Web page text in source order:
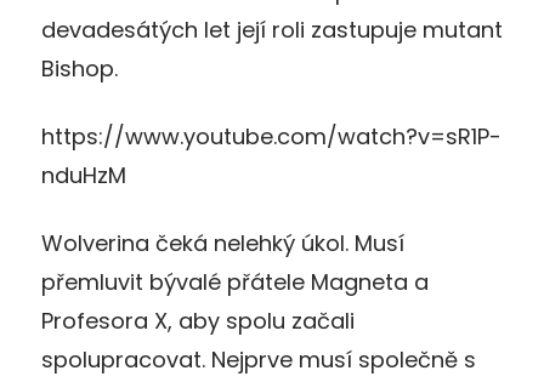
devadesátých let její roli zastupuje mutant
Bishop.
https://www.youtube.com/watch?v=sR1P-
nduHzM
Wolverina čeká nelehký úkol. Musí
přemluvit bývalé přátele Magneta a
Profesora X, aby spolu začali
spolupracovat. Nejprve musí společně s